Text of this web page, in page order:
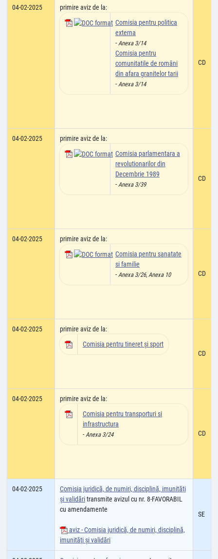
04-02-2025
primire aviz de la:
Comisia pentru politica
externa
-Anexa 3/14
Comisia pentru
comunitatile de români
din afara granitelor tarii
-Anexa 3/14
CD
04-02-2025
primire aviz de la:
Comisia parlamentara a
revolutionarilor din
Decembrie 1989
-Anexa 3/39
CD
04-02-2025
primire aviz de la:
Comisia pentru sanatate
si familie
-Anexa 3/26, Anexa 10 CD
04-02-2025
primire aviz de la:
Comisia pentru tineret și sport
CD
04-02-2025
primire aviz de la:
Comisia pentru transporturi si
infrastructura
-Anexa 3/24 CD
04-02-2025
Comisia juridică, de numiri, disciplină, imunităţi
şi validăritransmite avizul cu nr. 8-FAVORABIL
cu amendamente
aviz - Comisia juridică, de numiri, disciplină,
imunităţi şi validări
SE